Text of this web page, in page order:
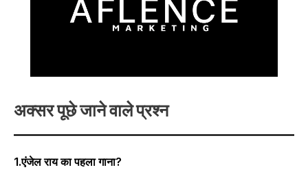
अक्सर पूछे जाने वाले प्रश्न
1.एंजेल राय का पहला गाना?